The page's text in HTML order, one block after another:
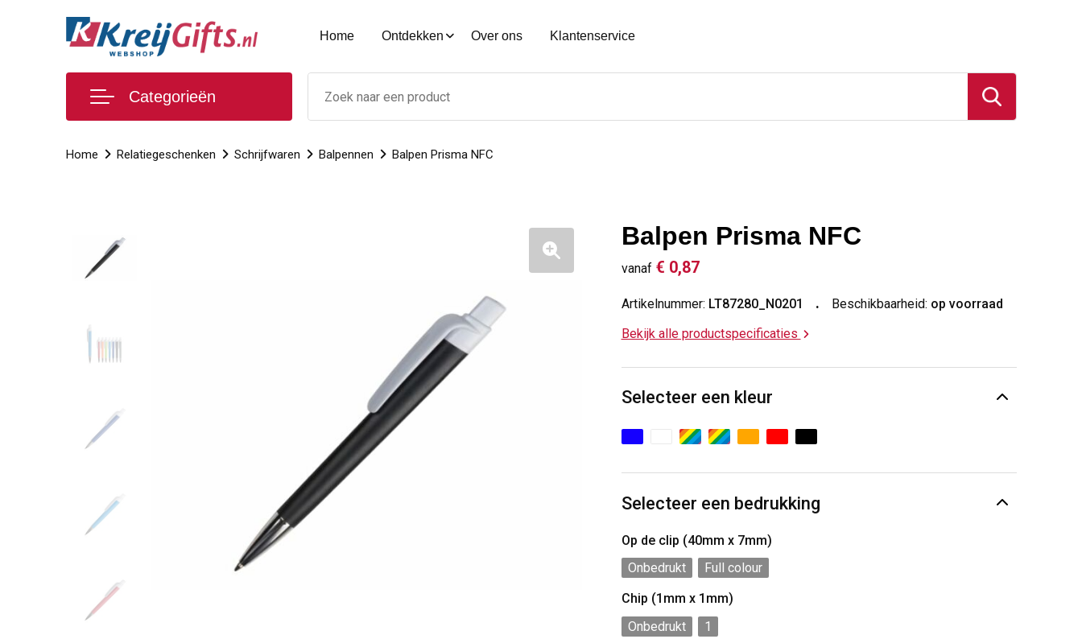
Home Ontdekken Over ons Klantenservice
Categorieën
Home Relatiegeschenken Schrijfwaren Balpennen Balpen Prisma NFC
Balpen Prisma NFC
vanaf € 0,87
Artikelnummer: LT87280_N0201 Beschikbaarheid: op voorraad
Bekijk alle productspecificaties
Selecteer een kleur
Selecteer een bedrukking
Op de clip (40mm x 7mm)
Onbedrukt
Full colour
Chip (1mm x 1mm)
Onbedrukt
1